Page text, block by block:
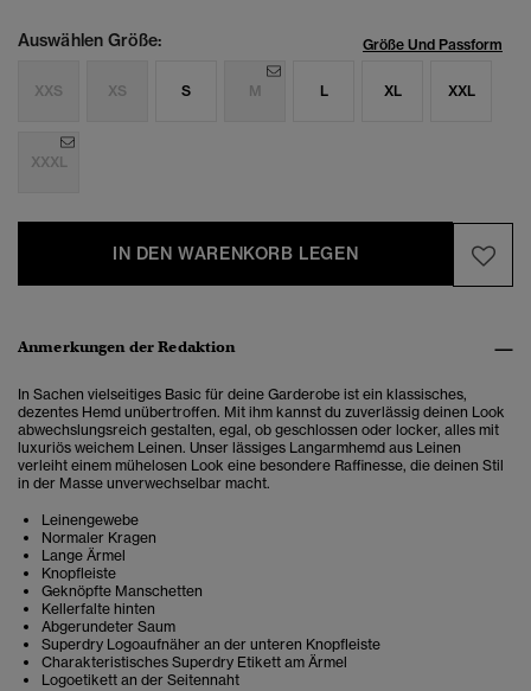
Auswählen Größe: Größe Und Passform
XXS XS S M L XL XXL
XXXL
IN DEN WARENKORB LEGEN
Anmerkungen der Redaktion
In Sachen vielseitiges Basic für deine Garderobe ist ein klassisches,
dezentes Hemd unübertroffen. Mit ihm kannst du zuverlässig deinen Look
abwechslungsreich gestalten, egal, ob geschlossen oder locker, alles mit
luxuriös weichem Leinen. Unser lässiges Langarmhemd aus Leinen
verleiht einem mühelosen Look eine besondere Raffinesse, die deinen Stil
in der Masse unverwechselbar macht.
Leinengewebe
Normaler Kragen
Lange Ärmel
Knopfleiste
Geknöpfte Manschetten
Kellerfalte hinten
Abgerundeter Saum
Superdry Logoaufnäher an der unteren Knopfleiste
Charakteristisches Superdry Etikett am Ärmel
Logoetikett an der Seitennaht